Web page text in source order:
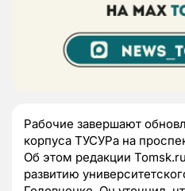
Рабочие завершают
корпуса ТУСУРа на
Об этом редакции
развитию